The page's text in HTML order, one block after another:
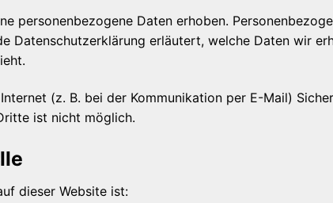
personenbezogene Daten erhoben.
Datenschutzerklärung erläutert, welche Daten wir
(z. B. bei der Kommunikation per E-Mail)
ist nicht möglich.
dieser Website ist: